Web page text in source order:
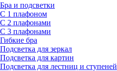
Бра и подсветки
С 1 плафоном
С 2 плафонами
С 3 плафонами
Гибкие бра
Подсветка для зеркал
Подсветка для картин
Подсветка для лестниц и ступеней